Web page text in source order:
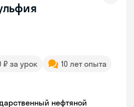
₽ за урок
10 лет опыта
нефтяной